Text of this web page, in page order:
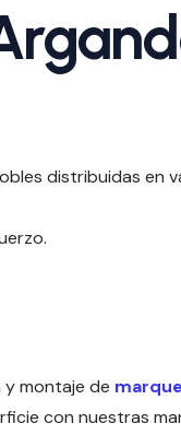
distribuidas en
y montaje de
con nuestras